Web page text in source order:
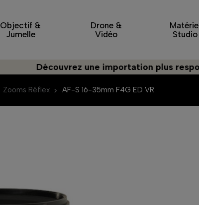
Objectif &
Jumelle
Drone &
Vidéo
Matériel
Studio
Découvrez une importation plus responsable
Zooms Réflex AF-S 16-35mm F4G ED VR